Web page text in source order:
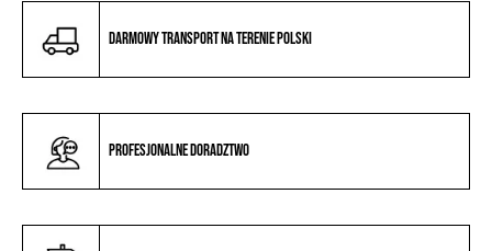
Darmowy transport na terenie Polski
Profesjonalne doradztwo